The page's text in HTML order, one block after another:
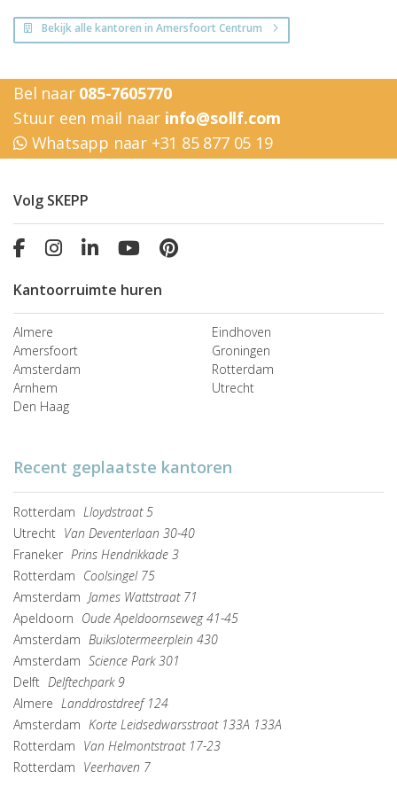
Bekijk alle kantoren in Amersfoort Centrum
Bel naar 085-7605770
Stuur een mail naar info@sollf.com
Whatsapp naar +31 85 877 05 19
Volg SKEPP
Kantoorruimte huren
Almere
Amersfoort
Amsterdam
Arnhem
Den Haag
Eindhoven
Groningen
Rotterdam
Utrecht
Recent geplaatste kantoren
Rotterdam Lloydstraat 5
Utrecht Van Deventerlaan 30-40
Franeker Prins Hendrikkade 3
Rotterdam Coolsingel 75
Amsterdam James Wattstraat 71
Apeldoorn Oude Apeldoornseweg 41-45
Amsterdam Buikslotermeerplein 430
Amsterdam Science Park 301
Delft Delftechpark 9
Almere Landdrostdreef 124
Amsterdam Korte Leidsedwarsstraat 133A 133A
Rotterdam Van Helmontstraat 17-23
Rotterdam Veerhaven 7